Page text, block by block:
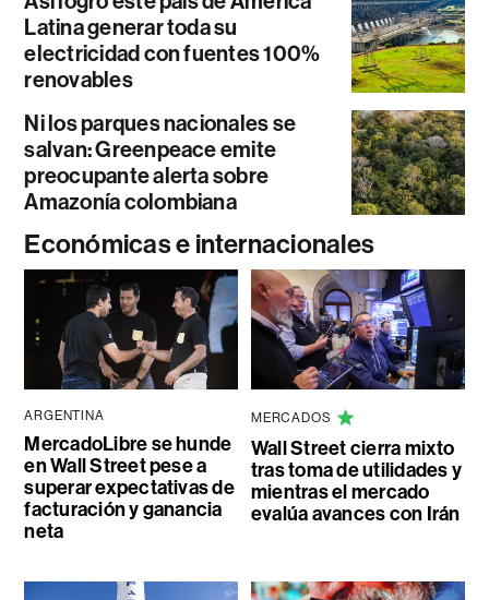
Latina generar toda su
electricidad con fuentes 100%
renovables
Ni los parques nacionales se
salvan: Greenpeace emite
preocupante alerta sobre
Amazonía colombiana
Económicas e internacionales
ARGENTINA
MercadoLibre se hunde
en Wall Street pese a
superar expectativas de
facturación y ganancia
neta
MERCADOS
Wall Street cierra mixto
tras toma de utilidades y
mientras el mercado
evalúa avances con Irán